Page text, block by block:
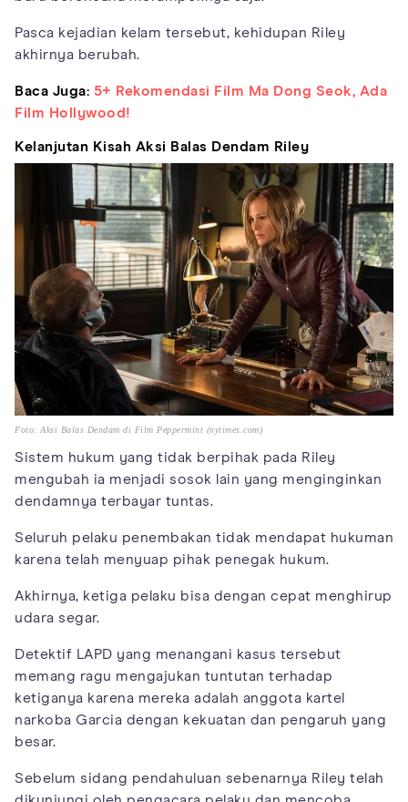
Pasca kejadian kelam tersebut, kehidupan Riley
akhirnya berubah.
Baca Juga: 5+ Rekomendasi Film Ma Dong Seok, Ada
Film Hollywood!
Kelanjutan Kisah Aksi Balas Dendam Riley
Foto: Aksi Balas Dendam di Film Peppermint (nytimes.com)
Sistem hukum yang tidak berpihak pada Riley
mengubah ia menjadi sosok lain yang menginginkan
dendamnya terbayar tuntas.
Seluruh pelaku penembakan tidak mendapat hukuman
karena telah menyuap pihak penegak hukum.
Akhirnya, ketiga pelaku bisa dengan cepat menghirup
udara segar.
Detektif LAPD yang menangani kasus tersebut
memang ragu mengajukan tuntutan terhadap
ketiganya karena mereka adalah anggota kartel
narkoba Garcia dengan kekuatan dan pengaruh yang
besar.
Sebelum sidang pendahuluan sebenarnya Riley telah